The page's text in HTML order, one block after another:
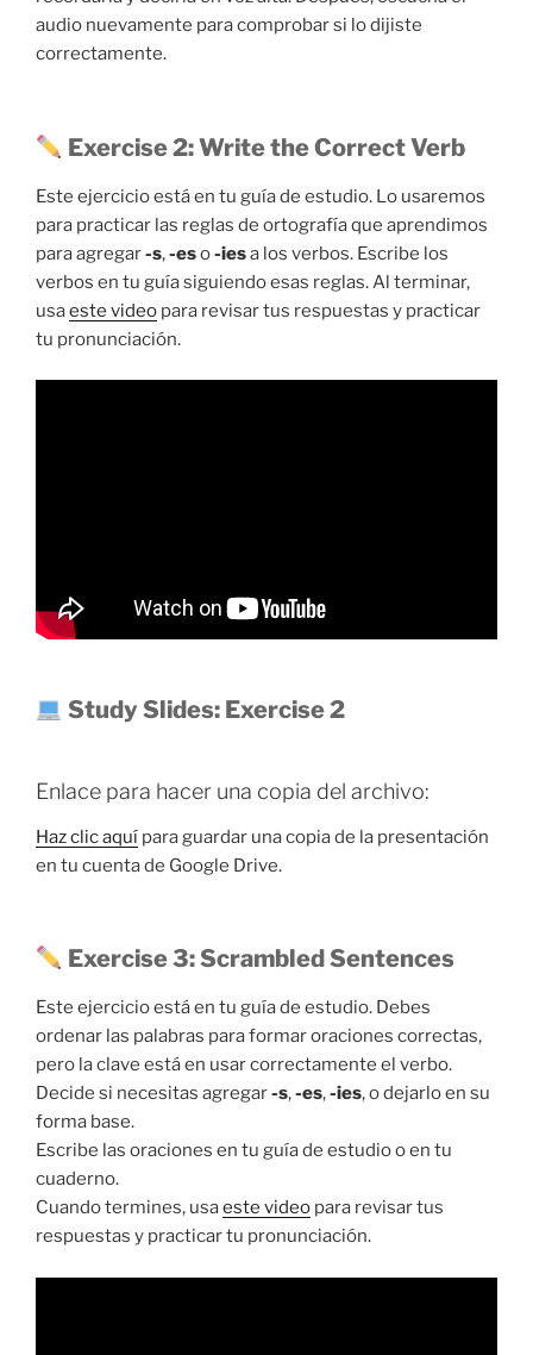
audio nuevamente para comprobar si lo dijiste
correctamente.
Exercise 2: Write the Correct Verb
Este ejercicio está en tu guía de estudio. Lo usaremos
para practicar las reglas de ortografía que aprendimos
para agregar-s,-eso-iesa los verbos. Escribe los
verbos en tu guía siguiendo esas reglas. Al terminar,
usaeste video para revisar tus respuestas y practicar
tu pronunciación.
Study Slides: Exercise 2
Enlace para hacer una copia del archivo:
Haz clic aquí para guardar una copia de la presentación
en tu cuenta de Google Drive.
Exercise 3: Scrambled Sentences
Este ejercicio está en tu guía de estudio. Debes
ordenar las palabras para formar oraciones correctas,
pero la clave está en usar correctamente el verbo.
Decide si necesitas agregar-s,-es,-ies, o dejarlo en su
forma base.
Escribe las oraciones en tu guía de estudio o en tu
cuaderno.
Cuando termines, usaeste video para revisar tus
respuestas y practicar tu pronunciación.